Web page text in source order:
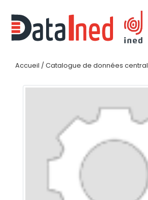
Accueil / Catalogue de données central